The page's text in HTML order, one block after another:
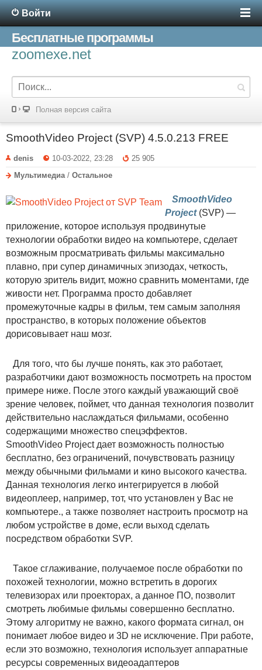
Войти
Бесплатные программы
zoomexe.net
Полная версия сайта
SmoothVideo Project (SVP) 4.5.0.213 FREE
denis 10-03-2022, 23:28
25 905
Мультимедиа / Остальное
SmoothVideo
Project(SVP) —
приложение, которое используя продвинутые
технологии обработки видео на компьютере, сделает
возможным просматривать фильмы максимально
плавно, при супер динамичных эпизодах, четкость,
которую зритель видит, можно сравнить моментами, где
живости нет. Программа просто добавляет
промежуточные кадры в фильм, тем самым заполняя
пространство, в которых положение объектов
дорисовывает наш мозг.
Для того, что бы лучше понять, как это работает,
разработчики дают возможность посмотреть на простом
примере ниже. После этого каждый уважающий своё
зрение человек, поймет, что данная технология позволит
действительно наслаждаться фильмами, особенно
содержащими множество спецэффектов.
SmoothVideo Project дает возможность полностью
бесплатно, без ограничений, почувствовать разницу
между обычными фильмами и кино высокого качества.
Данная технология легко интегрируется в любой
видеоплеер, например, тот, что установлен у Вас не
компьютере., а также позволяет настроить просмотр на
любом устройстве в доме, если выход сделать
посредством обработки SVP.
Такое сглаживание, получаемое после обработки по
похожей технологии, можно встретить в дорогих
телевизорах или проекторах, а данное ПО, позволит
смотреть любимые фильмы совершенно бесплатно.
Этому алгоритму не важно, какого формата сигнал, он
понимает любое видео и 3D не исключение. При работе,
если это возможно, технология использует аппаратные
ресурсы современных видеоадаптеров